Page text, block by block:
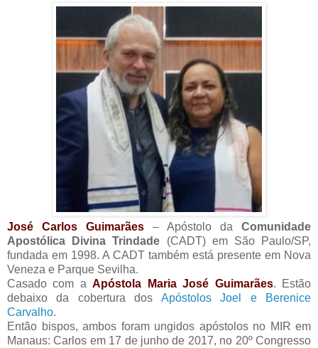
José Carlos Guimarães – Apóstolo da Comunidade
Apostólica Divina Trindade (CADT) em São Paulo/SP,
fundada em 1998. A CADT também está presente em Nova
Veneza e Parque Sevilha.
Casado com aApóstola Maria José Guimarães. Estão
debaixo da cobertura dos Apóstolos Joel e Berenice
Carvalho.
Então bispos, ambos foram ungidos apóstolos no MIR em
Manaus: Carlos em 17 de junho de 2017, no 20º Congresso